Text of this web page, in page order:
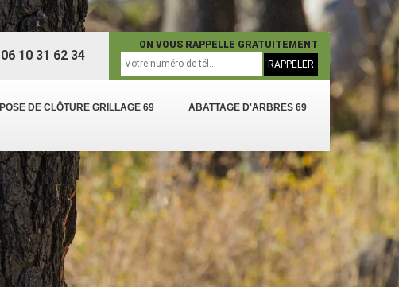
POSE DE CLÔTURE GRILLAGE 69 ABATTAGE D'ARBRES 69
06 10 31 62 34
ON VOUS RAPPELLE GRATUITEMENT